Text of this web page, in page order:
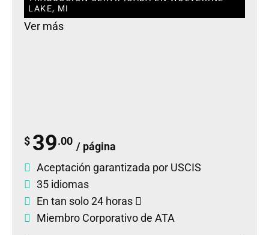
LAKE, MI
Ver más
$ 39.00 / página
Aceptación garantizada por USCIS
35 idiomas
En tan solo 24 horas
Miembro Corporativo de ATA